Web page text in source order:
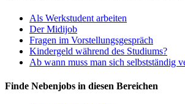
Als Werkstudent arbeiten
Der Midijob
Fragen im Vorstellungsgespräch
Kindergeld während des Studiums?
Ab wann muss man sich selbstständig
Finde Nebenjobs in diesen Bereichen